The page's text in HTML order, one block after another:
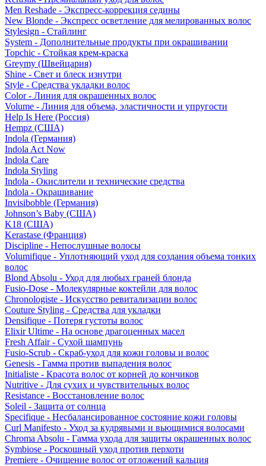
Men Reshade - Экспресс-коррекция седины
New Blonde - Экспресс осветление для мелированных волос
Stylesign - Стайлинг
System - Дополнительные продукты при окрашивании
Topchic - Стойкая крем-краска
Greymy (Швейцария)
Shine - Свет и блеск изнутри
Style - Средства укладки волос
Color - Линия для окрашенных волос
Volume - Линия для объема, эластичности и упругости
Help Is Here (Россия)
Hempz (США)
Indola (Германия)
Indola Act Now
Indola Care
Indola Styling
Indola - Окислители и технические средства
Indola - Окрашивание
Invisibobble (Германия)
Johnson’s Baby (США)
K18 (США)
Kerastase (Франция)
Discipline - Непослушные волосы
Volumifique - Уплотняющий уход для создания объема тонких
волос
Blond Absolu - Уход для любых граней блонда
Fusio-Dose - Молекулярные коктейли для волос
Chronologiste - Искусство ревитализации волос
Couture Styling - Средства для укладки
Densifique - Потеря густоты волос
Elixir Ultime - На основе драгоценных масел
Fresh Affair - Сухой шампунь
Fusio-Scrub - Скраб-уход для кожи головы и волос
Genesis - Гамма против выпадения волос
Initialiste - Красота волос от корней до кончиков
Nutritive - Для сухих и чувствительных волос
Resistance - Восстановление волос
Soleil - Защита от солнца
Specifique - Несбалансированное состояние кожи головы
Curl Manifesto - Уход за кудрявыми и вьющимися волосами
Chroma Absolu - Гамма ухода для защиты окрашенных волос
Symbiose - Роскошный уход против перхоти
Premiere - Очищение волос от отложений кальция